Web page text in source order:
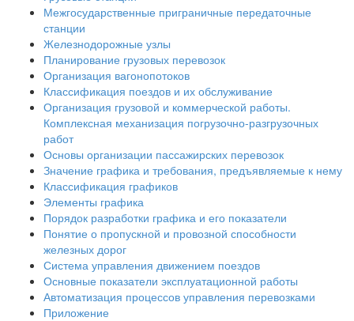
Межгосударственные приграничные передаточные
станции
Железнодорожные узлы
Планирование грузовых перевозок
Организация вагонопотоков
Классификация поездов и их обслуживание
Организация грузовой и коммерческой работы.
Комплексная механизация погрузочно-разгрузочных
работ
Основы организации пассажирских перевозок
Значение графика и требования, предъявляемые к нему
Классификация графиков
Элементы графика
Порядок разработки графика и его показатели
Понятие о пропускной и провозной способности
железных дорог
Система управления движением поездов
Основные показатели эксплуатационной работы
Автоматизация процессов управления перевозками
Приложение